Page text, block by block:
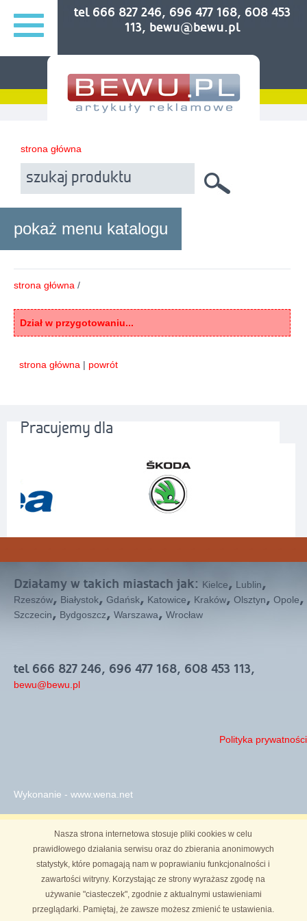
tel 666 827 246, 696 477 168, 608 453
113, bewu@bewu.pl
strona główna
pokaż menu katalogu
strona główna /
Dział w przygotowaniu...
strona główna | powrót
Pracujemy dla
Działamy w takich miastach jak: Kielce, Lublin,
Rzeszów, Białystok, Gdańsk, Katowice, Kraków, Olsztyn, Opole,
Szczecin, Bydgoszcz, Warszawa, Wrocław
tel 666 827 246, 696 477 168, 608 453 113,
bewu@bewu.pl
Polityka prywatności
Wykonanie - www.wena.net
Nasza strona internetowa stosuje pliki cookies w celu
prawidłowego działania serwisu oraz do zbierania anonimowych
statystyk, które pomagają nam w poprawianiu funkcjonalności i
zawartości witryny. Korzystając ze strony wyrażasz zgodę na
używanie "ciasteczek", zgodnie z aktualnymi ustawieniami
przeglądarki. Pamiętaj, że zawsze możesz zmienić te ustawienia.